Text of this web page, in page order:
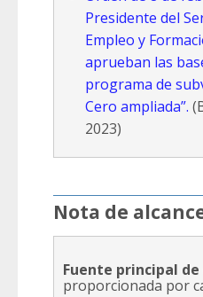
Presidente del
Empleo y
aprueban las
programa de
Cero ampliada”.
2023)
Nota de
Fuente principal
proporcionada por